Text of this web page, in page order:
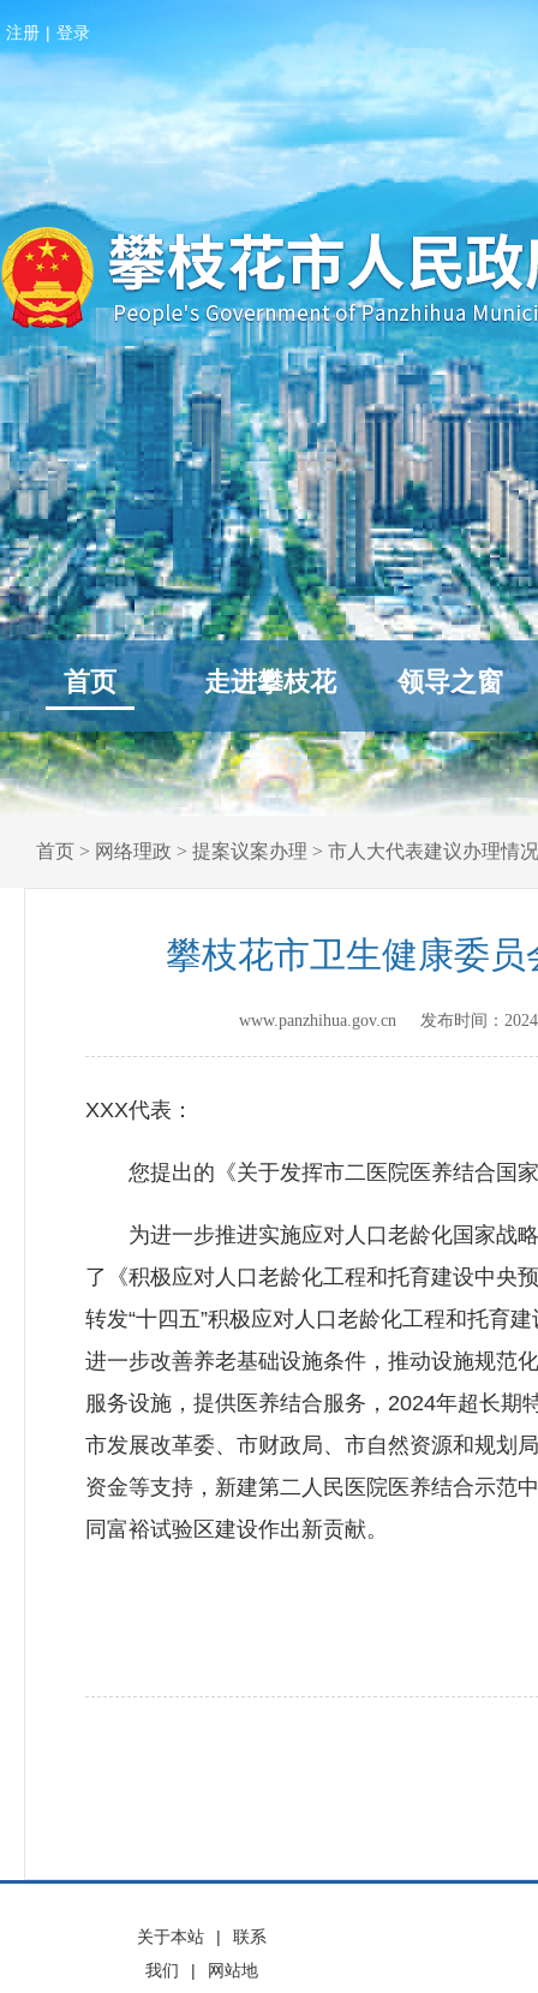
注册 | 登录
首页 走进攀枝花 领导之窗
首页 > 网络理政 > 提案议案办理 > 市人大代表建议办理情况
攀枝花市卫生健康委
www.panzhihua.gov.cn 发布时间：
XXX代表：
您提出的《关于发挥市二医院医养结合国家
为进一步推进实施应对人口老龄化国家战略
了《积极应对人口老龄化工程和托育建设中央
转发“十四五”积极应对人口老龄化工程和托育
进一步改善养老基础设施条件，推动设施规范
服务设施，提供医养结合服务，2024年超长
市发展改革委、市财政局、市自然资源和规划
资金等支持，新建第二人民医院医养结合示范
同富裕试验区建设作出新贡献。
关于本站 |
联系
我们
|
网站地